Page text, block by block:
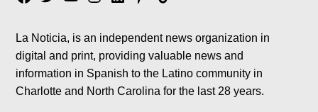
La Noticia, is an independent news organization in
digital and print, providing valuable news and
information in Spanish to the Latino community in
Charlotte and North Carolina for the last 28 years.